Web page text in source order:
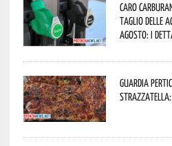
Caro
taglio delle
agosto: i
Guardia
Strazzatella: